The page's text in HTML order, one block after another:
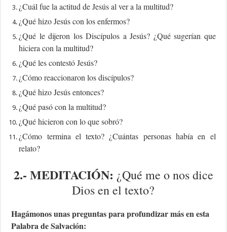
¿Cuál fue la actitud de Jesús al ver a la multitud?
¿Qué hizo Jesús con los enfermos?
¿Qué le dijeron los Discípulos a Jesús? ¿Qué sugerían que
hiciera con la multitud?
¿Qué les contestó Jesús?
¿Cómo reaccionaron los discípulos?
¿Qué hizo Jesús entonces?
¿Qué pasó con la multitud?
¿Qué hicieron con lo que sobró?
¿Cómo termina el texto? ¿Cuántas personas había en el
relato?
2.- MEDITACIÓN: ¿Qué me o nos dice
Dios en el texto?
Hagámonos unas preguntas para profundizar más en esta
Palabra de Salvación: